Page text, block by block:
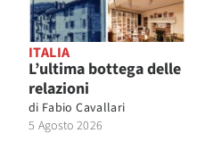
ITALIA
L’ultima bottega delle
relazioni
di Fabio Cavallari
5 Agosto 2026